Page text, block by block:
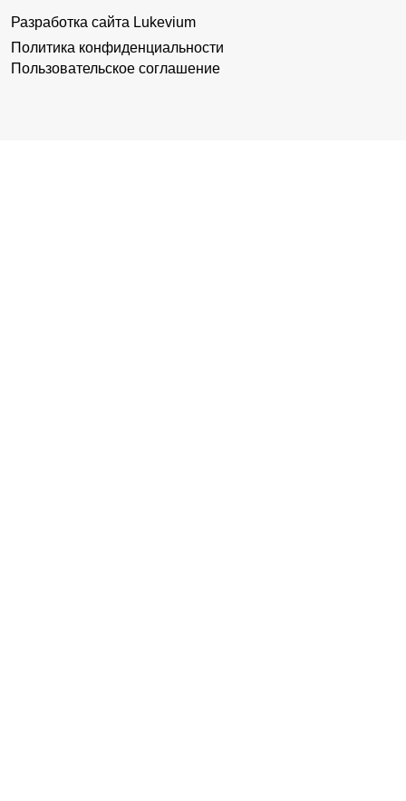
Разработка сайта Lukevium
Политика конфиденциальности
Пользовательское соглашение